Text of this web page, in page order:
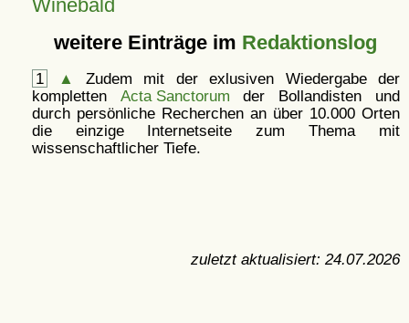
Winebald
weitere Einträge im Redaktionslog
1 ▲
Zudem mit der exlusiven Wiedergabe der
kompletten Acta Sanctorum der Bollandisten und
durch persönliche Recherchen an über 10.000 Orten
die einzige Internetseite zum Thema mit
wissenschaftlicher Tiefe.
zuletzt aktualisiert: 24.07.2026